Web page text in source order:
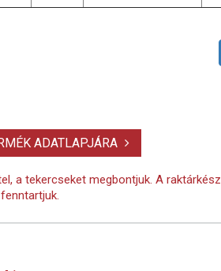
ADATLAPJÁRA
a tekercseket megbontjuk. A